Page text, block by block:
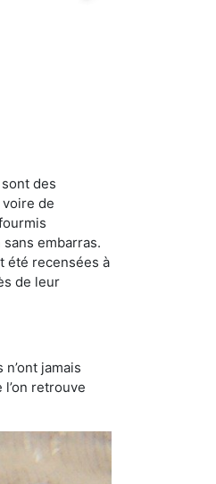
des
de
embarras.
été recensées à
de leur
jamais
retrouve